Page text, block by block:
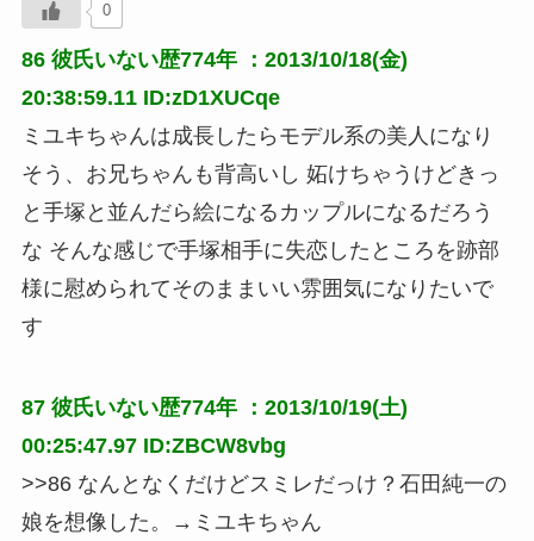
0
86 彼氏いない歴774年
：2013/10/18(金)
20:38:59.11 ID:zD1XUCqe
ミユキちゃんは成長したらモデル系の美人になり
そう、お兄ちゃんも背高いし 妬けちゃうけどきっ
と手塚と並んだら絵になるカップルになるだろう
な そんな感じで手塚相手に失恋したところを跡部
様に慰められてそのままいい雰囲気になりたいで
す
87 彼氏いない歴774年
：2013/10/19(土)
00:25:47.97 ID:ZBCW8vbg
>>86 なんとなくだけどスミレだっけ？石田純一の
娘を想像した。→ミユキちゃん